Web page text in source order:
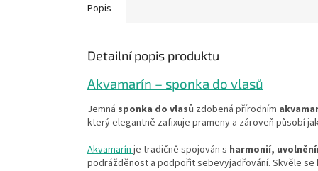
Popis
Detailní popis produktu
Akvamarín – sponka do vlasů
Jemná sponka do vlasů zdobená přírodním
který elegantně zafixuje prameny a zároveň působí
Akvamarín je tradičně spojován s harmonií,
podrážděnost a podpořit sebevyjadřování. Skvěle